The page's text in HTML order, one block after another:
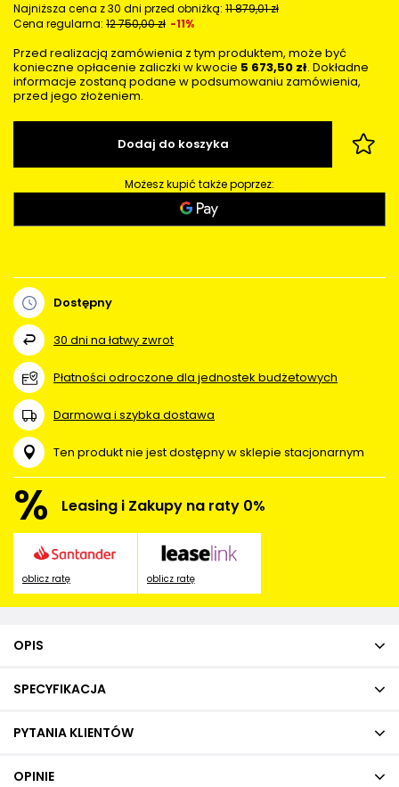
Najniższa cena z 30 dni przed obniżką: 11 879,01 zł
Cena regularna: 12 750,00 zł -11%
Przed realizacją zamówienia z tym produktem, może być
konieczne opłacenie zaliczki w kwocie 5 673,50 zł. Dokładne
informacje zostaną podane w podsumowaniu zamówienia,
przed jego złożeniem.
Dodaj do koszyka
Możesz kupić także poprzez:
Dostępny
30 dni na łatwy zwrot
Płatności odroczone dla jednostek budżetowych
Darmowa i szybka dostawa
Ten produkt nie jest dostępny w sklepie stacjonarnym
% Leasing i Zakupy na raty 0%
oblicz ratę oblicz ratę
OPIS
SPECYFIKACJA
PYTANIA KLIENTÓW
OPINIE